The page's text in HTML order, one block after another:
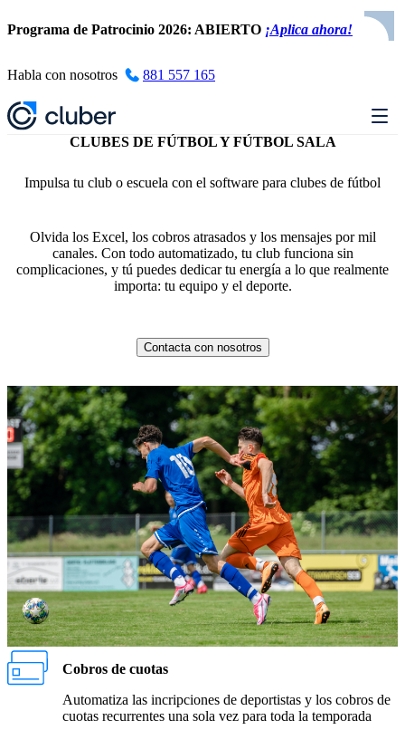
Programa de Patrocinio 2026: ABIERTO ¡Aplica ahora!
Habla con nosotros 881 557 165
CLUBES DE FÚTBOL Y FÚTBOL SALA
Impulsa tu club o escuela con el software para clubes de fútbol
Olvida los Excel, los cobros atrasados y los mensajes por mil
canales. Con todo automatizado, tu club funciona sin
complicaciones, y tú puedes dedicar tu energía a lo que realmente
importa: tu equipo y el deporte.
Contacta con nosotros
Cobros de cuotas
Automatiza las incripciones de deportistas y los cobros de
cuotas recurrentes una sola vez para toda la temporada